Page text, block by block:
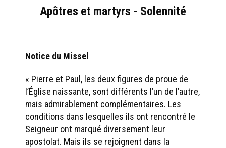
Apôtres et martyrs - Solennité
Notice du Missel
« Pierre et Paul, les deux figures de proue de
l’Église naissante, sont différents l’un de l’autre,
mais admirablement complémentaires. Les
conditions dans lesquelles ils ont rencontré le
Seigneur ont marqué diversement leur
apostolat. Mais ils se rejoignent dans la